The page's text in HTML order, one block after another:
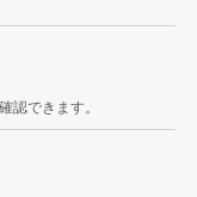
認できます。